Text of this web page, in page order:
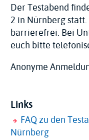
Der Testabend
2 in Nürnberg
barrierefrei. Bei
euch bitte
Anonyme
Links
FAQ zu den
Nürnberg